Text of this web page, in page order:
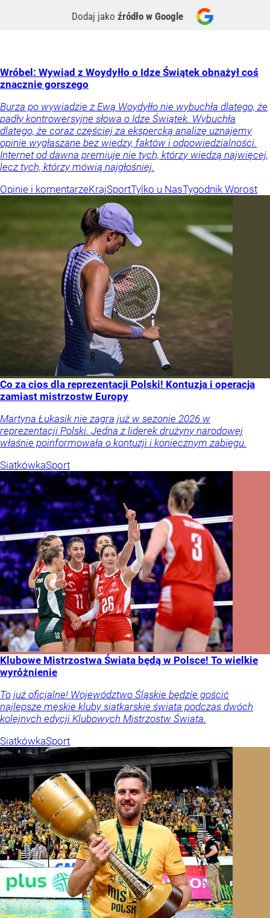
Dodaj jako źródło w Google
Wróbel: Wywiad z Woydyłło o Idze Świątek obnażył coś
znacznie gorszego
Burza po wywiadzie z Ewą Woydyłło nie wybuchła dlatego, że
padły kontrowersyjne słowa o Idze Świątek. Wybuchła
dlatego, że coraz częściej za ekspercką analizę uznajemy
opinie wygłaszane bez wiedzy, faktów i odpowiedzialności.
Internet od dawna premiuje nie tych, którzy wiedzą najwięcej,
lecz tych, którzy mówią najgłośniej.
Opinie i komentarzeKrajSportTylko u NasTygodnik Wprost
Co za cios dla reprezentacji Polski! Kontuzja i operacja
zamiast mistrzostw Europy
Martyna Łukasik nie zagra już w sezonie 2026 w
reprezentacji Polski. Jedna z liderek drużyny narodowej
właśnie poinformowała o kontuzji i koniecznym zabiegu.
SiatkówkaSport
Klubowe Mistrzostwa Świata będą w Polsce! To wielkie
wyróżnienie
To już oficjalne! Województwo Śląskie będzie gościć
najlepsze męskie kluby siatkarskie świata podczas dwóch
kolejnych edycji Klubowych Mistrzostw Świata.
SiatkówkaSport